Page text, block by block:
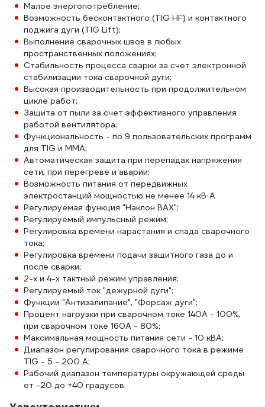
Малое энергопотребление;
Возможность бесконтактного (TIG HF) и контактного
поджига дуги (TIG Lift);
Выполнение сварочных швов в любых
пространственных положениях;
Стабильность процесса сварки за счет электронной
стабилизации тока сварочной дуги;
Высокая производительность при продолжительном
цикле работ;
Защита от пыли за счет эффективного управления
работой вентилятора;
Функциональность - по 9 пользовательских программ
для TIG и ММА;
Автоматическая защита при перепадах напряжения
сети, при перегреве и аварии;
Возможность питания от передвижных
электростанций мощностью не менее 14 кВ·А
Регулируемая функция "Наклон ВАХ";
Регулируемый импульсный режим;
Регулировка времени нарастания и спада сварочного
тока;
Регулировка времени подачи защитного газа до и
после сварки;
2-х и 4-х тактный режим управления;
Регулируемый ток "дежурной дуги";
Функции "Антизалипание", "Форсаж дуги";
Процент нагрузки при сварочном токе 140А - 100%,
при сварочном токе 160А - 80%;
Максимальная мощность питания сети - 10 кВА;
Диапазон регулирования сварочного тока в режиме
TIG - 5 - 200 А;
Рабочий диапазон температуры окружающей среды
от -20 до +40 градусов.